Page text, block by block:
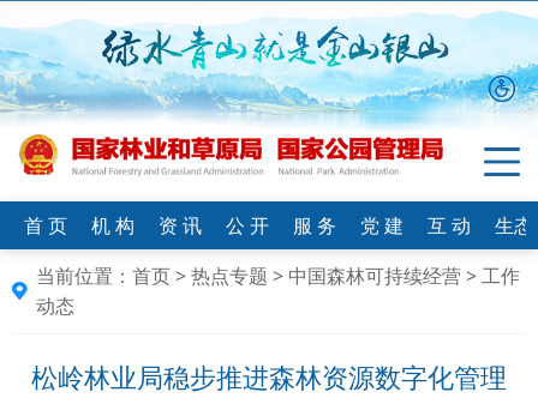
首 页 机 构 资 讯 公 开 服 务 党 建 互 动
生
当前位置： 首页>热点专题 > 中国森林可持续经营>工作
动态
松岭林业局稳步推进森林资源数字化管理